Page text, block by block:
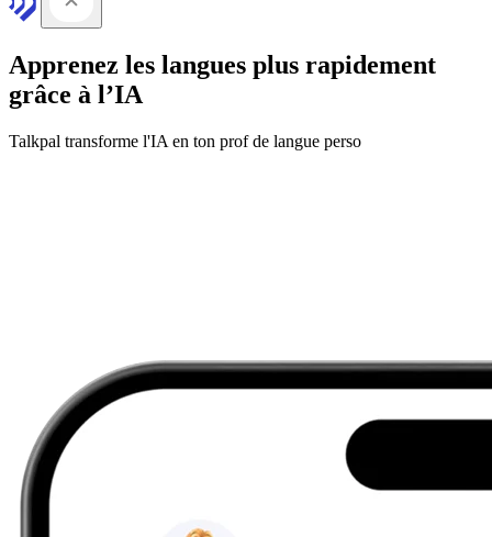
Apprenez les langues plus rapidement
grâce à l’IA
Talkpal transforme l'IA en ton prof de langue perso